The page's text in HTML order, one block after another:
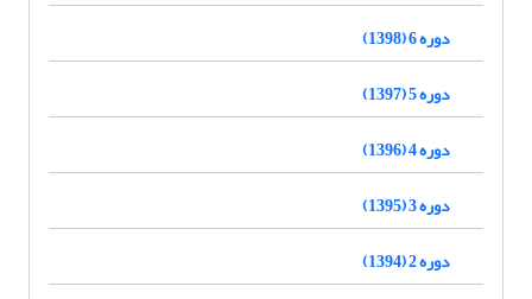
دوره 6 (1398)
دوره 5 (1397)
دوره 4 (1396)
دوره 3 (1395)
دوره 2 (1394)